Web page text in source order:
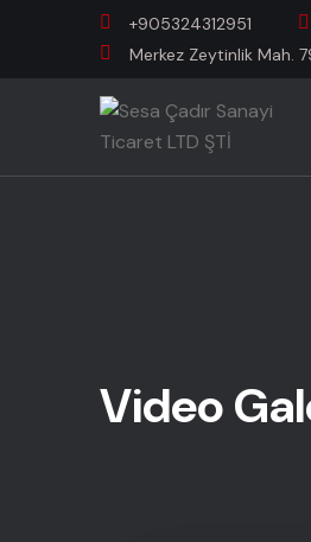
+905324312951
Merkez Zeytinlik Mah.
Video